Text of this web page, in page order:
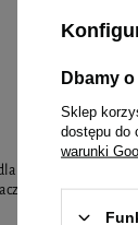
psów małych
100 g
Dbamy
Sklep
dostępu do
warunki